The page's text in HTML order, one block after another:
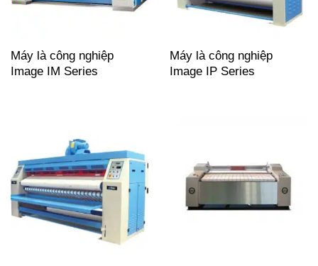
Máy là công nghiệp
Image IM Series
Máy là công nghiệp
Image IP Series